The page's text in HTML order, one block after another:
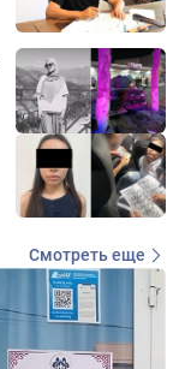
Смотреть еще